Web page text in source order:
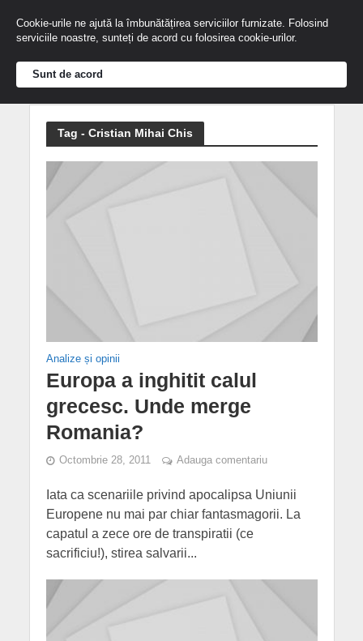
Tag - Cristian Mihai Chis
Analize și opinii
Europa a inghitit calul
grecesc. Unde merge
Romania?
Octombrie 28, 2011 Adauga comentariu
Iata ca scenariile privind apocalipsa Uniunii
Europene nu mai par chiar fantasmagorii. La
capatul a zece ore de transpiratii (ce
sacrificiu!), stirea salvarii...
Cookie-urile ne ajută la îmbunătățirea serviciilor furnizate. Folosind
serviciile noastre, sunteți de acord cu folosirea cookie-urilor.
Sunt de acord